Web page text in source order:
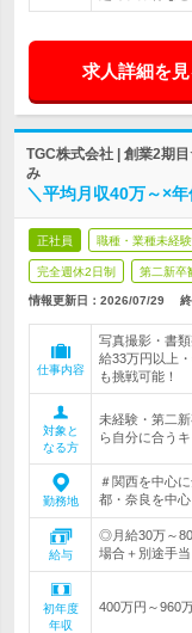
求人詳細を見
TGC株式会社 | 創業2期
み
＼平均月収40万～×
正社員 職種・業種未経
完全週休2日制 第二新卒
情報更新日：2026/07/29
仕事内容
写真撮影・書
給33万円以上
も挑戦可能！
対象と
なる方
未経験・第二
ら自分に合う
勤務地
＃関西を中心
都・奈良を中
給与
◎月給30万～
場合＋別途手
初年度
年収
400万円～960